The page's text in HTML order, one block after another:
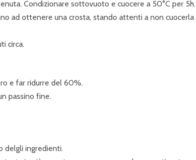
Condizionare sottovuoto e cuocere a 50°C per 5h.
ad ottenere una crosta, stando attenti a non cuocerla
circa.
e far ridurre del 60%.
passino fine.
delgli ingredienti.